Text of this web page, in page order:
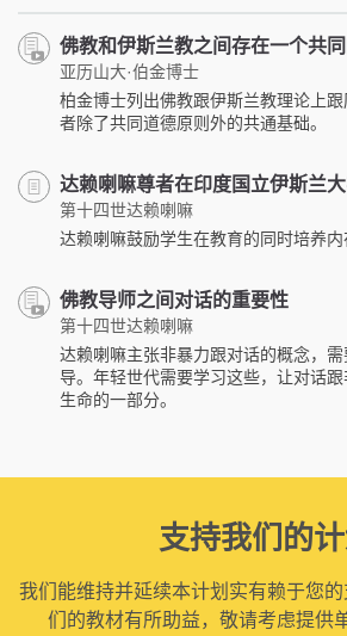
佛教和伊斯兰教之间存在一个共同
亚历山大·伯金博士
柏金博士列出佛教跟伊斯兰教理论上
者除了共同道德原则外的共通基础。
达赖喇嘛尊者在印度国立伊斯兰
第十四世达赖喇嘛
达赖喇嘛鼓励学生在教育的同时培养内
佛教导师之间对话的重要性
第十四世达赖喇嘛
达赖喇嘛主张非暴力跟对话的概念，
导。年轻世代需要学习这些，让对话
生命的一部分。
支持我们的计
我们能维持并延续本计划实有赖于您
们的教材有所助益，敬请考虑提供